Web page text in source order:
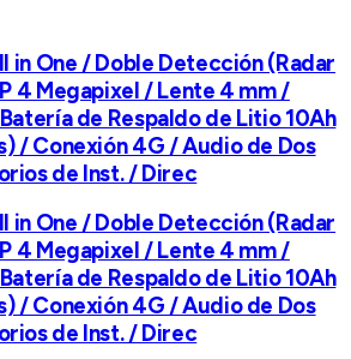
in One / Doble Detección (Radar
4 Megapixel / Lente 4 mm /
de Respaldo de Litio 10Ah
/ Conexión 4G / Audio de Dos
de Inst. / Direc
in One / Doble Detección (Radar
4 Megapixel / Lente 4 mm /
de Respaldo de Litio 10Ah
/ Conexión 4G / Audio de Dos
de Inst. / Direc